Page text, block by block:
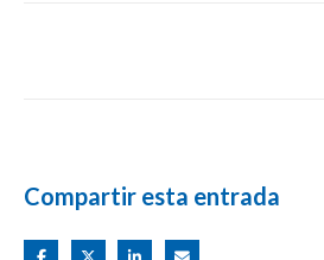
Compartir esta entrada